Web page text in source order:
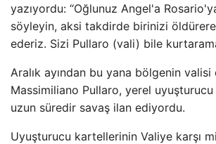
yazıyordu: “Oğlunuz Angel'a
söyleyin, aksi takdirde birinizi
ederiz. Sizi Pullaro (vali) bile
Aralık ayından bu yana bölgenin valisi
Massimiliano Pullaro, yerel uyuşturucu
uzun süredir savaş ilan ediyordu.
Uyuşturucu kartellerinin Valiye karşı